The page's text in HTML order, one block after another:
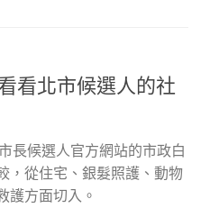
看北市候選人的社
長候選人官方網站的市政白
，從住宅、銀髮照護、動物
護方面切入。